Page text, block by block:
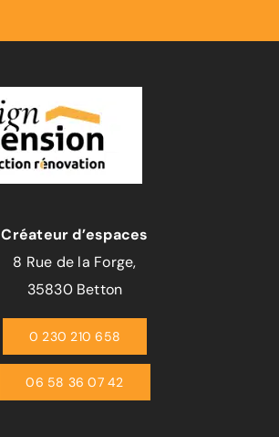
Créateur d’espaces
8 Rue de la Forge,
35830 Betton
0 230 210 658
06 58 36 07 42